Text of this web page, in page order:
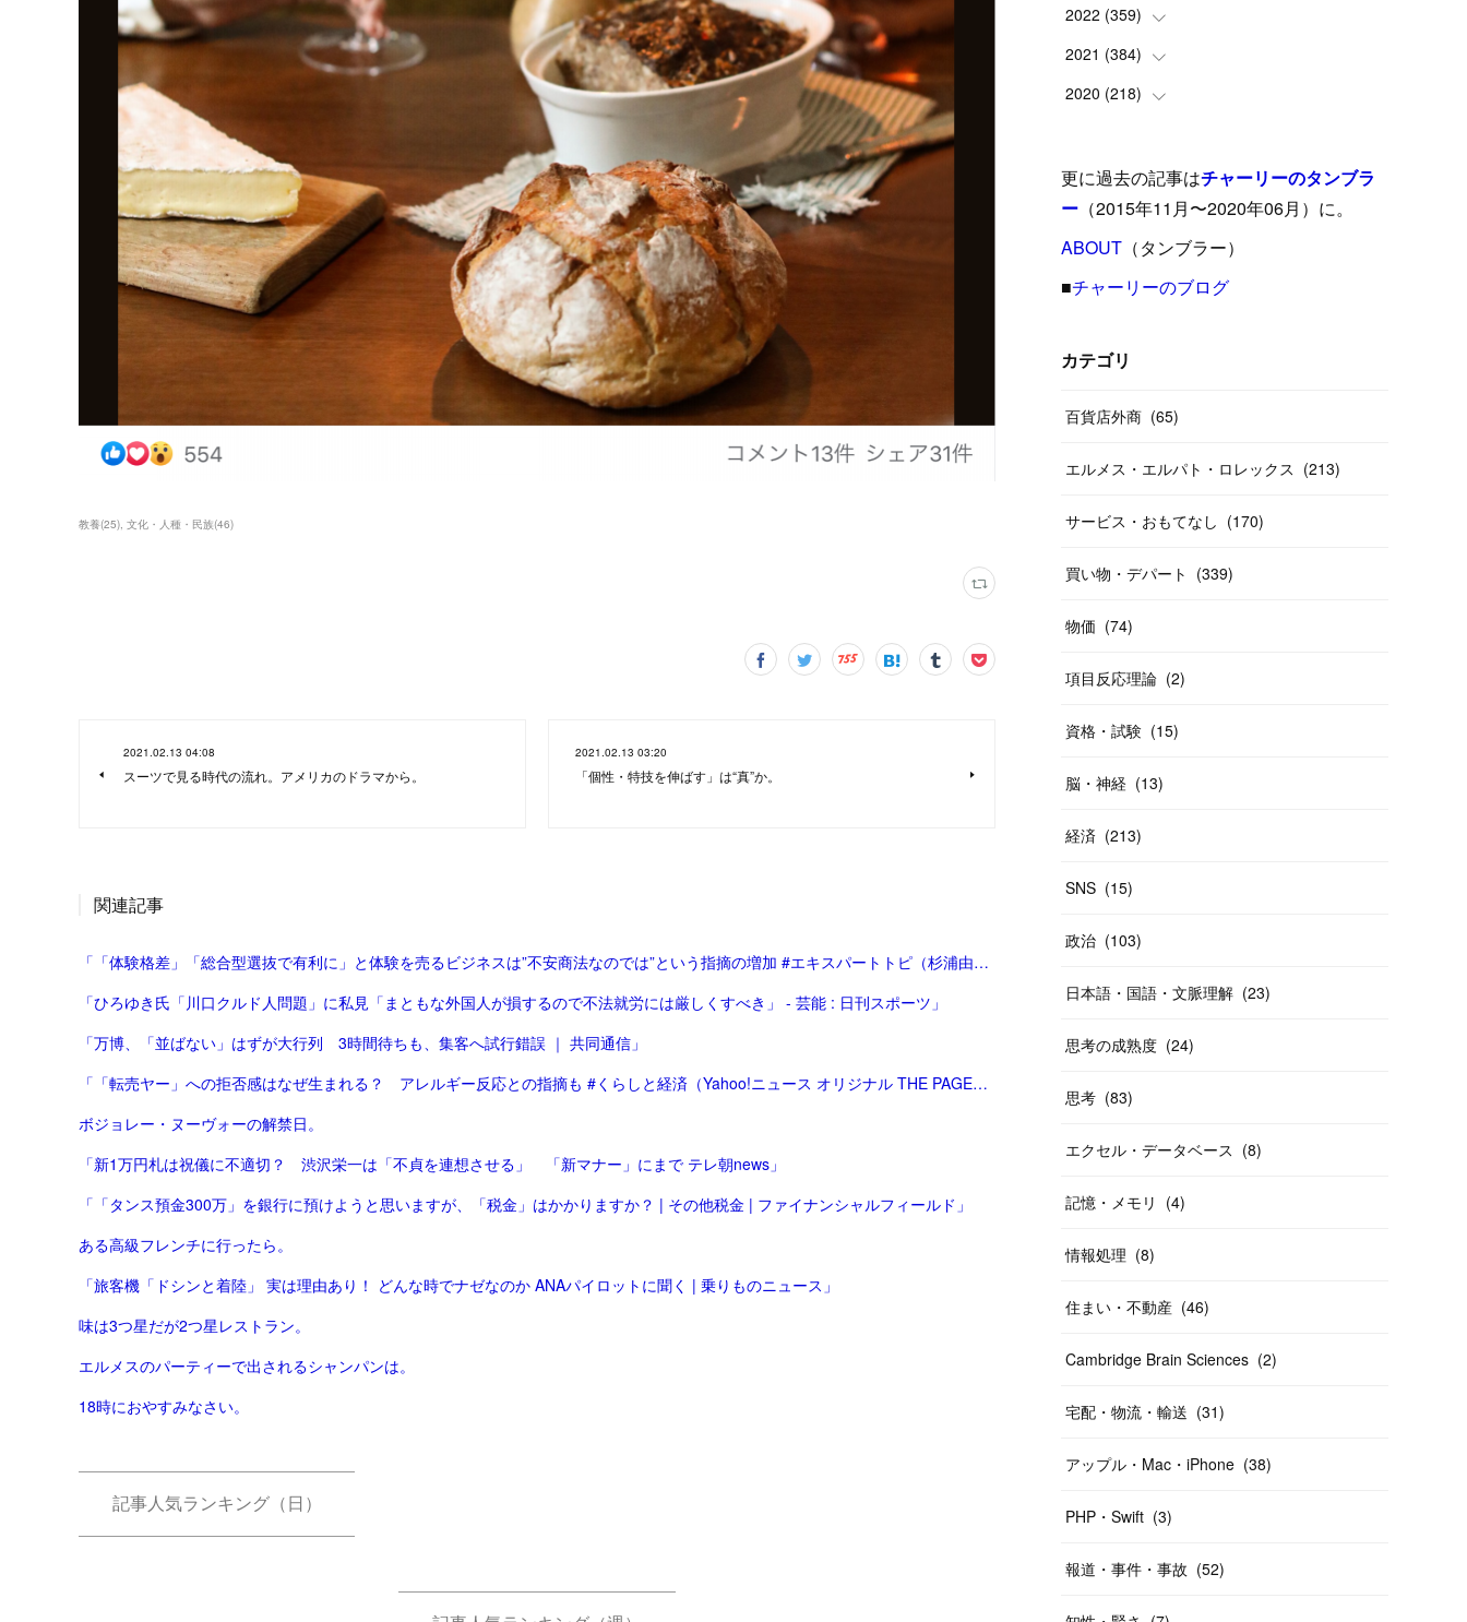
教養(25) 文化・人種・民族(46)
2021.02.13 04:08
スーツで見る時代の流れ。アメリカのドラマから。
2021.02.13 03:20
「個性・特技を伸ばす」は“真”か。
関連記事
「「体験格差」「総合型選抜で有利に」と体験を売るビジネスは”不安商法なのでは”という指摘の増加 #エキスパートトピ（杉浦由美子） - エキスパート - Yahoo!ニュース」
「ひろゆき氏「川口クルド人問題」に私見「まともな外国人が損するので不法就労には厳しくすべき」 - 芸能 : 日刊スポーツ」
「万博、「並ばない」はずが大行列 3時間待ちも、集客へ試行錯誤 ｜ 共同通信」
「「転売ヤー」への拒否感はなぜ生まれる？ アレルギー反応との指摘も #くらしと経済（Yahoo!ニュース オリジナル THE PAGE）」
ボジョレー・ヌーヴォーの解禁日。
「新1万円札は祝儀に不適切？ 渋沢栄一は「不貞を連想させる」 「新マナー」にまで テレ朝news」
「「タンス預金300万」を銀行に預けようと思いますが、「税金」はかかりますか？ | その他税金 | ファイナンシャルフィールド」
ある高級フレンチに行ったら。
「旅客機「ドシンと着陸」 実は理由あり！ どんな時でナゼなのか ANAパイロットに聞く | 乗りものニュース」
味は3つ星だが2つ星レストラン。
エルメスのパーティーで出されるシャンパンは。
18時におやすみなさい。
記事人気ランキング（日）
(6)
(9)
(5 )
15
(24)
(8 )
17
(10)
(18)
(17)
16
(12)
(19 )
(13
( 12
(25)
(17)
(35)
33 )
(26)
(27 )
(29
(26
2022 (359)
(42)
(37)
(31)
(31)
(31 )
(26
(14
(20
2021 (384)
(9)
(39)
(23)
(40 )
(55
(20
(10
(40
2020 (218)
(24)
(42)
(24 )
(33
(20
更に過去の記事はチャーリーのタンブラ
ー （2015年11月〜2020年06月）に。
ABOUT （タンブラー）
■チャーリーのブログ
カテゴリ
百貨店外商 (65)
エルメス・エルパト・ロレックス (213)
サービス・おもてなし (170)
買い物・デパート (339)
物価 (74)
項目反応理論 (2)
資格・試験 (15)
脳・神経 (13)
経済 (213)
SNS (15)
政治 (103)
日本語・国語・文脈理解 (23)
思考の成熟度 (24)
思考 (83)
エクセル・データベース (8)
記憶・メモリ (4)
情報処理 (8)
住まい・不動産 (46)
Cambridge Brain Sciences (2)
宅配・物流・輸送 (31)
アップル・Mac・iPhone (38)
PHP・Swift (3)
報道・事件・事故 (52)